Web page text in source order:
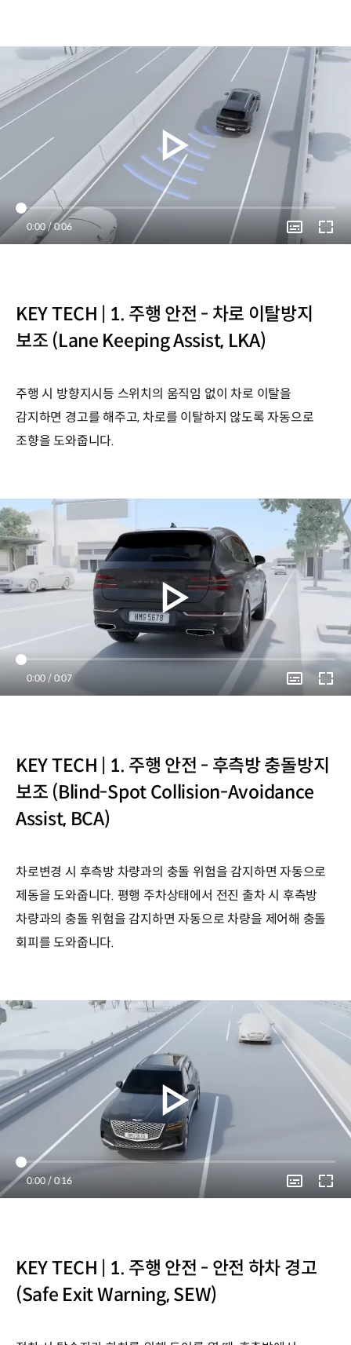
Current
Time
0:00 / Duration
0:06
KEY TECH | 1. 주행 안전 - 차로 이탈방지
보조 (Lane Keeping Assist, LKA)
주행 시 방향지시등 스위치의 움직임 없이 차로 이탈을
감지하면 경고를 해주고, 차로를 이탈하지 않도록 자동으로
조향을 도와줍니다.
Current
Time
0:00 / Duration
0:07
KEY TECH | 1. 주행 안전 - 후측방 충돌방지
보조 (Blind-Spot Collision-Avoidance
Assist, BCA)
차로변경 시 후측방 차량과의 충돌 위험을 감지하면 자동으로
제동을 도와줍니다. 평행 주차상태에서 전진 출차 시 후측방
차량과의 충돌 위험을 감지하면 자동으로 차량을 제어해 충돌
회피를 도와줍니다.
Current
Time
0:00 / Duration
0:16
KEY TECH | 1. 주행 안전 - 안전 하차 경고
(Safe Exit Warning, SEW)